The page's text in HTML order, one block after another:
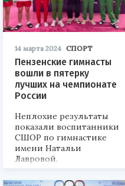
14 марта 2024 СПОРТ
Пензенские гимнасты
вошли в пятерку
лучших на чемпионате
России
Неплохие результаты
показали воспитанники
СШОР по гимнастике
имени Натальи
Лавровой.